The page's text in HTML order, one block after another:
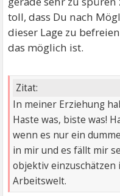
toll, dass Du nach
dieser Lage zu
das möglich ist.
Zitat:
In meiner Erziehung
Haste was, biste was!
wenn es nur ein
in mir und es fällt mir
objektiv einzuschätzen
Arbeitswelt.